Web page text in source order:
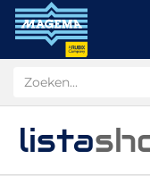
lista